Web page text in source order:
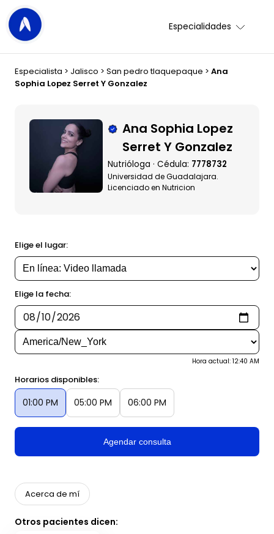
Especialidades
Especialista > Jalisco > San pedro tlaquepaque > Ana
Sophia Lopez Serret Y Gonzalez
Ana Sophia Lopez
Serret Y Gonzalez
Nutrióloga · Cédula: 7778732
Universidad de Guadalajara.
Licenciado en Nutricion
Elige el lugar:
Elige la fecha:
Hora actual: 12:40 AM
Horarios disponibles:
01:00 PM 05:00 PM 06:00 PM
Agendar consulta
Acerca de mí
Otros pacientes dicen: